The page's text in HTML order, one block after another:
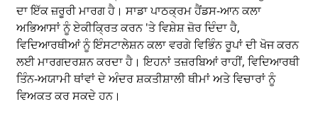
ਦਾ ਇੱਕ ਜ਼ਰੂਰੀ ਮਾਰਗ ਹੈ। ਸਾਡਾ ਪਾਠਕ੍ਰਮ ਹੈਂਡਸ-ਆਨ ਕਲਾ
ਅਭਿਆਸਾਂ ਨੂੰ ਏਕੀਕ੍ਰਿਤ ਕਰਨ 'ਤੇ ਵਿਸ਼ੇਸ਼ ਜ਼ੋਰ ਦਿੰਦਾ ਹੈ,
ਵਿਦਿਆਰਥੀਆਂ ਨੂੰ ਇੰਸਟਾਲੇਸ਼ਨ ਕਲਾ ਵਰਗੇ ਵਿਭਿੰਨ ਰੂਪਾਂ ਦੀ ਖੋਜ ਕਰਨ
ਲਈ ਮਾਰਗਦਰਸ਼ਨ ਕਰਦਾ ਹੈ। ਇਹਨਾਂ ਤਜ਼ਰਬਿਆਂ ਰਾਹੀਂ, ਵਿਦਿਆਰਥੀ
ਤਿੰਨ-ਅਯਾਮੀ ਥਾਂਵਾਂ ਦੇ ਅੰਦਰ ਸ਼ਕਤੀਸ਼ਾਲੀ ਥੀਮਾਂ ਅਤੇ ਵਿਚਾਰਾਂ ਨੂੰ
ਵਿਅਕਤ ਕਰ ਸਕਦੇ ਹਨ।